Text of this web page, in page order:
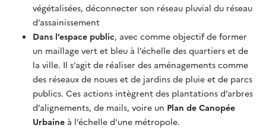
végétalisées, déconnecter son réseau pluvial du réseau
d’assainissement
Dans l’espace public, avec comme objectif de former
un maillage vert et bleu à l’échelle des quartiers et de
la ville. Il s’agit de réaliser des aménagements comme
des réseaux de noues et de jardins de pluie et de parcs
publics. Ces actions intègrent des plantations d’arbres
d’alignements, de mails, voire un Plan de Canopée
Urbaine à l’échelle d’une métropole.